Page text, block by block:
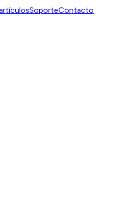
SoporteContacto